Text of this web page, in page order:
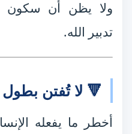
ولا يظن أن سكون
تدبير الله.
🔻 لا تُفتن بطول
أخطر ما يفعله